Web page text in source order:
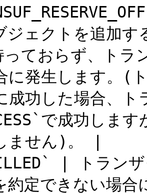
ェクトを追加す
っておらず、ト
に発生します。(
成功した場合、
で成功しま
ません)。 |
| トラン
約定できない場